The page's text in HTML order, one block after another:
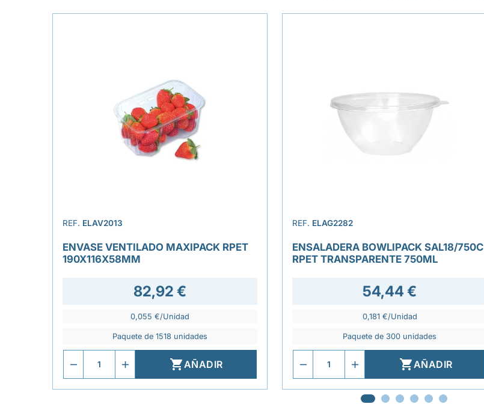
REF. ELAV2013
ENVASE VENTILADO MAXIPACK RPET
190X116X58MM
82,92 €
0,055 €/Unidad
Paquete de 1518 unidades
AÑADIR
REF. ELAG2282
ENSALADERA BOWLIPACK SAL18/750C
RPET TRANSPARENTE 750ML
54,44 €
0,181 €/Unidad
Paquete de 300 unidades
AÑADIR